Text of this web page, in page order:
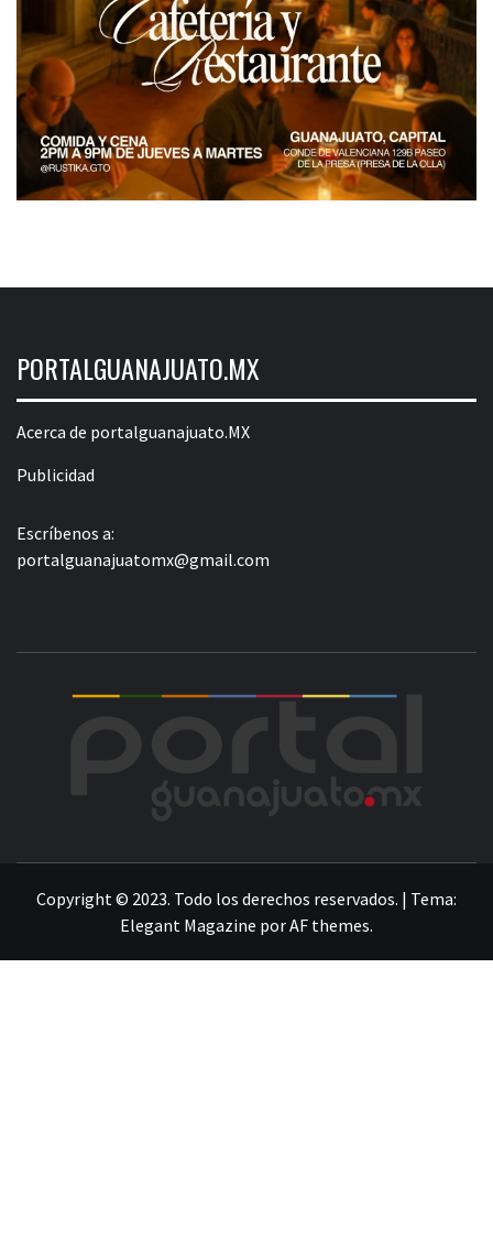
PORTALGUANAJUATO.MX
Acerca de portalguanajuato.MX
Publicidad
Escríbenos a:
portalguanajuatomx@gmail.com
Copyright © 2023. Todo los derechos reservados. | Tema:
Elegant Magazine porAF themes.